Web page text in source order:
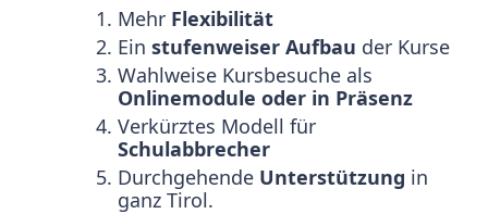
Mehr Flexibilität
Ein stufenweiser Aufbau der Kurse
Wahlweise Kursbesuche als
Onlinemodule oder in Präsenz
Verkürztes Modell für
Schulabbrecher
Durchgehende Unterstützung in
ganz Tirol.